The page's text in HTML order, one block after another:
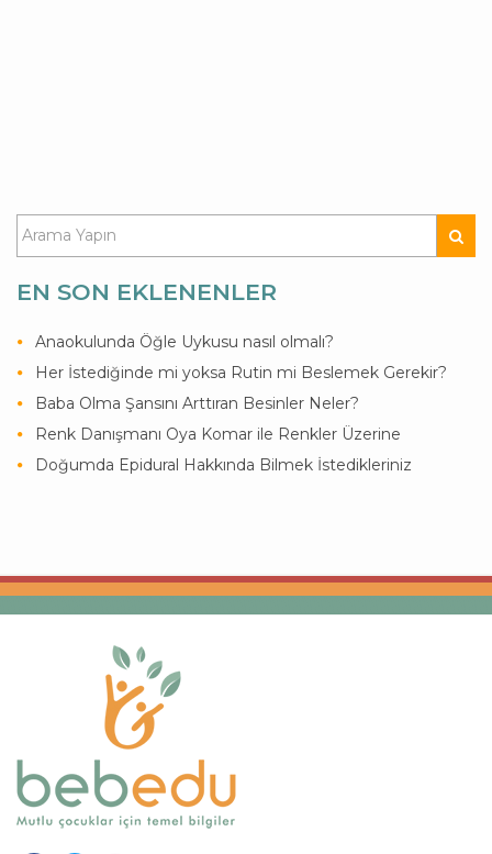
EN SON EKLENENLER
Anaokulunda Öğle Uykusu nasıl olmalı?
Her İstediğinde mi yoksa Rutin mi Beslemek Gerekir?
Baba Olma Şansını Arttıran Besinler Neler?
Renk Danışmanı Oya Komar ile Renkler Üzerine
Doğumda Epidural Hakkında Bilmek İstedikleriniz